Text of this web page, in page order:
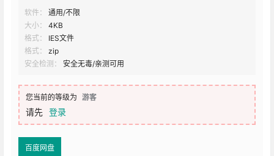
软件：
通用/不限
大小：
4KB
格式：
IES文件
格式：
zip
安全检测：
安全无毒/亲测可用
您当前的等级为 游客
请先 登录
百度网盘